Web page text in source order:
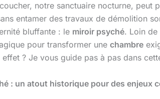
notre sanctuaire nocturne, peut
entamer des travaux de démolition
bluffante : le miroir psyché. Loin de
pour transformer une chambre
effet ? Je vous guide pas à pas dans
: un atout historique pour des enjeux